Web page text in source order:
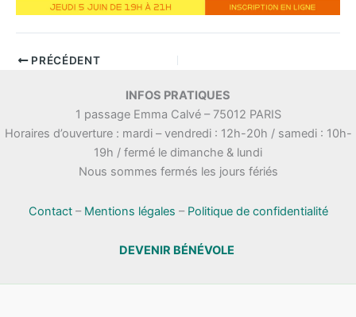
PRÉCÉDENT
INFOS PRATIQUES
1 passage Emma Calvé – 75012 PARIS
Horaires d’ouverture : mardi – vendredi : 12h-20h / samedi : 10h-
19h / fermé le dimanche & lundi
Nous sommes fermés les jours fériés
Contact– Mentions légales – Politique de confidentialité
DEVENIR BÉNÉVOLE